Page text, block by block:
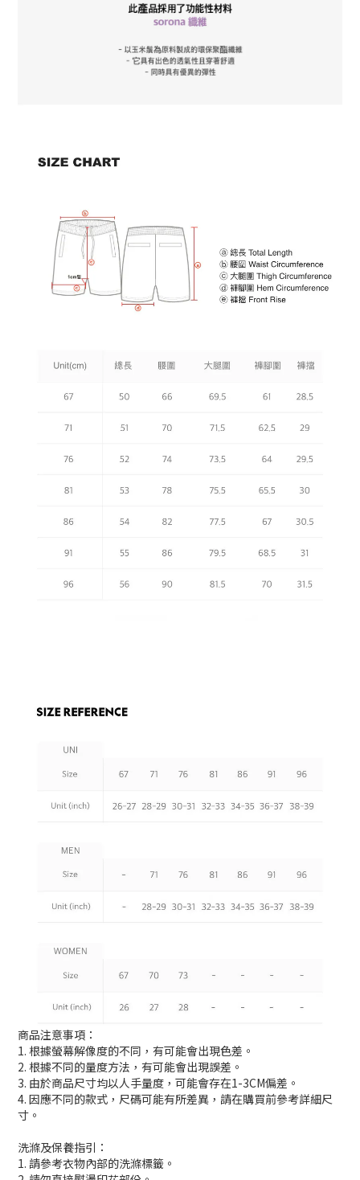
商品注意事項：
1. 根據螢幕解像度的不同，有可能會出現色差。
2. 根據不同的量度方法，有可能會出現誤差。
3. 由於商品尺寸均以人手量度，可能會存在1-3CM偏差。
4. 因應不同的款式，尺碼可能有所差異，請在購買前參考詳細尺
寸。
洗滌及保養指引：
1. 請參考衣物內部的洗滌標籤。